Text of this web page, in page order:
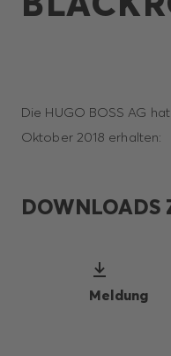
Die HUGO BOSS AG
Oktober 2018 erhalten:
DOWNLOADS
Meldung